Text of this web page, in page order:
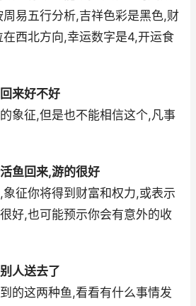
易五行分析,吉祥色彩是黑色,财
西北方向,幸运数字是4,开运食
来好不好
象征,但是也不能相信这个,凡事
鱼回来,游的很好
征你将得到财富和权力,或表示
好,也可能预示你会有意外的收
人送去了
的这两种鱼,看看有什么事情发